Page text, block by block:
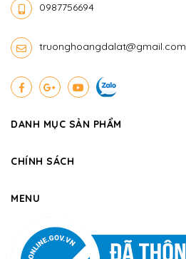
0987756694
truonghoangdalat@gmail.com
DANH MỤC SẢN PHẨM
CHÍNH SÁCH
MENU